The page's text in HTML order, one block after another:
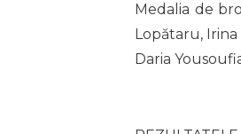
Medalia de
Lopătaru,
Daria